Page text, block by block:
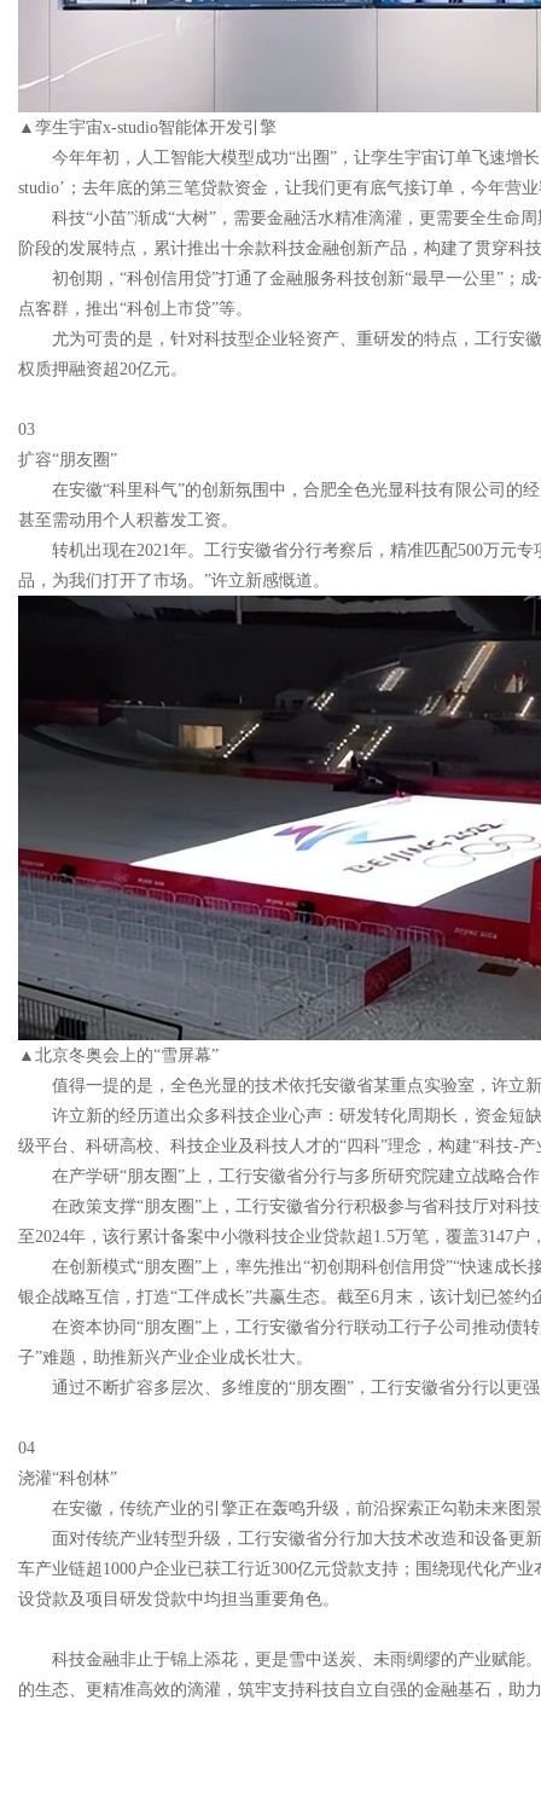
▲孪生宇宙x-studio智能体开发引擎
今年年初，人工智能大模型成功“出圈”，让孪生宇宙订单飞速增
studio’；去年底的第三笔贷款资金，让我们更有底气接订单，今年营
科技“小苗”渐成“大树”，需要金融活水精准滴灌，更需要全生命
阶段的发展特点，累计推出十余款科技金融创新产品，构建了贯穿科
初创期，“科创信用贷”打通了金融服务科技创新“最早一公里”；
点客群，推出“科创上市贷”等。
尤为可贵的是，针对科技型企业轻资产、重研发的特点，工行安
权质押融资超20亿元。
03
扩容“朋友圈”
在安徽“科里科气”的创新氛围中，合肥全色光显科技有限公司的
甚至需动用个人积蓄发工资。
转机出现在2021年。工行安徽省分行考察后，精准匹配500万元
品，为我们打开了市场。”许立新感慨道。
▲北京冬奥会上的“雪屏幕”
值得一提的是，全色光显的技术依托安徽省某重点实验室，许立
许立新的经历道出众多科技企业心声：研发转化周期长，资金短
级平台、科研高校、科技企业及科技人才的“四科”理念，构建“科技-
在产学研“朋友圈”上，工行安徽省分行与多所研究院建立战略合
在政策支撑“朋友圈”上，工行安徽省分行积极参与省科技厅对科
至2024年，该行累计备案中小微科技企业贷款超1.5万笔，覆盖3147
在创新模式“朋友圈”上，率先推出“初创期科创信用贷”“快速成
银企战略互信，打造“工伴成长”共赢生态。截至6月末，该计划已签
在资本协同“朋友圈”上，工行安徽省分行联动工行子公司推动债
子”难题，助推新兴产业企业成长壮大。
通过不断扩容多层次、多维度的“朋友圈”，工行安徽省分行以更
04
浇灌“科创林”
在安徽，传统产业的引擎正在轰鸣升级，前沿探索正勾勒未来图
面对传统产业转型升级，工行安徽省分行加大技术改造和设备更
车产业链超1000户企业已获工行近300亿元贷款支持；围绕现代化产
设贷款及项目研发贷款中均担当重要角色。
科技金融非止于锦上添花，更是雪中送炭、未雨绸缪的产业赋能
的生态、更精准高效的滴灌，筑牢支持科技自立自强的金融基石，助